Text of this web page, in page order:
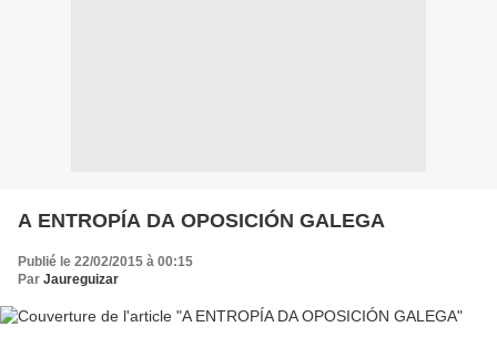
A ENTROPÍA DA OPOSICIÓN GALEGA
Publié le 22/02/2015 à 00:15
Par Jaureguizar